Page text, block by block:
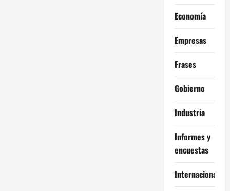
Economía
Empresas
Frases
Gobierno
Industria
Informes y
encuestas
Internacional